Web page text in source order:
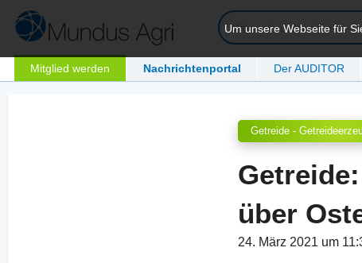
Mitglied werden Nachrichtenportal Der AUDITOR
Um unsere Webseite für
Getreide -
über
24. März 2021 um